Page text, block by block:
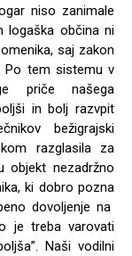
niso zanimale
logaška občina ni
saj zakon
Po tem sistemu v
priče našega
in bolj razvpit
bežigrajski
razglasila za
objekt nezadržno
ki dobro pozna
dovoljenje na
je treba varovati
Naši vodilni